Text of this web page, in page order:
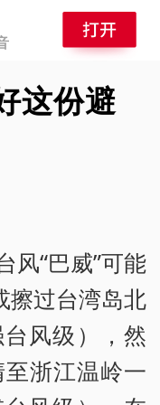
这份避
“巴威”可能
擦过台湾岛北
风级），然
浙江温岭一